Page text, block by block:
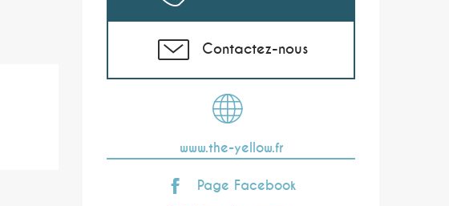
Contactez-nous
www.the-yellow.fr
Page Facebook